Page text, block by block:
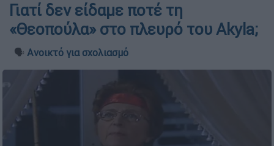
Γιατί δεν είδαμε ποτέ τη
«Θεοπούλα» στο πλευρό του Akyla;
🗣️ Ανοικτό για σχολιασμό